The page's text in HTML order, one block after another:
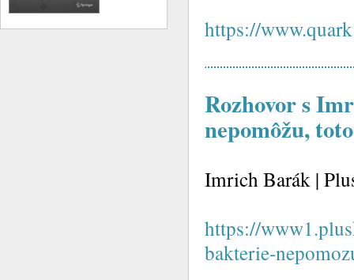
https://
Rozhovor s
nepomôžu,
Imrich Barák |
https://
bakterie-